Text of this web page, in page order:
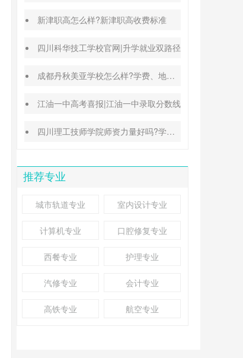
新津职高怎么样?新津职高收费标准
四川科华技工学校官网|升学就业双路径
成都丹秋美亚学校怎么样?学费、地址、办学特色汇总
江油一中高考喜报|江油一中录取分数线
四川理工技师学院师资力量好吗?学校地址在哪里
推荐专业
城市轨道专业 室内设计专业
计算机专业 口腔修复专业
西餐专业 护理专业
汽修专业 会计专业
高铁专业 航空专业